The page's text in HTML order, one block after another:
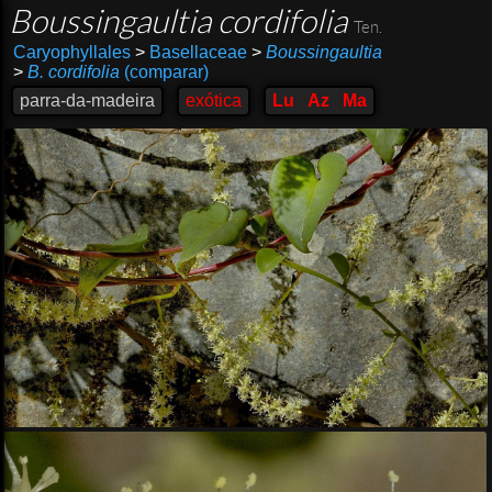
Boussingaultia cordifolia Ten.
Caryophyllales >Basellaceae > Boussingaultia
> B. cordifolia (comparar)
parra-da-madeira
exótica Lu Az Ma